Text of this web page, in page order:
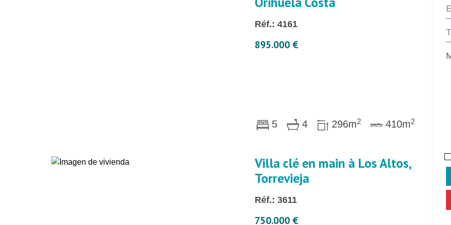
Réf.: 4161
895.000 €
5 4 296m2 410m2
Villa clé en main à Los Altos,
Torrevieja
Réf.: 3611
750.000 €